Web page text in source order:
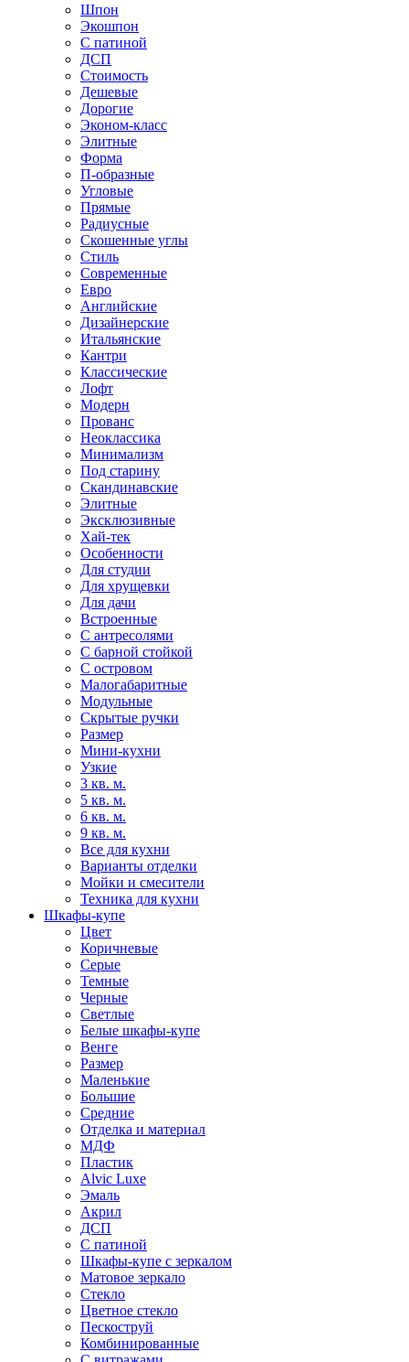
Шпон
Экошпон
С патиной
ДСП
Стоимость
Дешевые
Дорогие
Эконом-класс
Элитные
Форма
П-образные
Угловые
Прямые
Радиусные
Скошенные углы
Стиль
Современные
Евро
Английские
Дизайнерские
Итальянские
Кантри
Классические
Лофт
Модерн
Прованс
Неоклассика
Минимализм
Под старину
Скандинавские
Элитные
Эксклюзивные
Хай-тек
Особенности
Для студии
Для хрущевки
Для дачи
Встроенные
С антресолями
С барной стойкой
С островом
Малогабаритные
Модульные
Скрытые ручки
Размер
Мини-кухни
Узкие
3 кв. м.
5 кв. м.
6 кв. м.
9 кв. м.
Все для кухни
Варианты отделки
Мойки и смесители
Техника для кухни
Шкафы-купе
Цвет
Коричневые
Серые
Темные
Черные
Светлые
Белые шкафы-купе
Венге
Размер
Маленькие
Большие
Средние
Отделка и материал
МДФ
Пластик
Alvic Luxe
Эмаль
Акрил
ДСП
С патиной
Шкафы-купе с зеркалом
Матовое зеркало
Стекло
Цветное стекло
Пескоструй
Комбинированные